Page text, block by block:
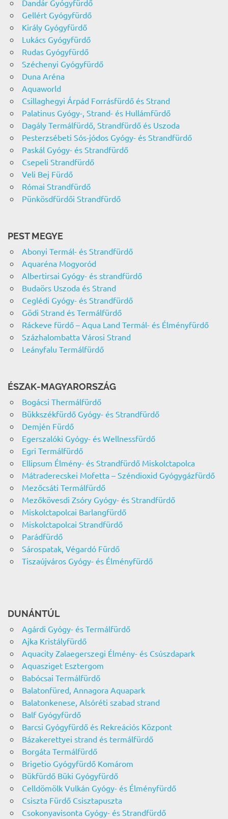
Dandár Gyógyfürdő
Gellért Gyógyfürdő
Király Gyógyfürdő
Lukács Gyógyfürdő
Rudas Gyógyfürdő
Széchenyi Gyógyfürdő
Duna Aréna
Aquaworld
Csillaghegyi Árpád Forrásfürdő és Strand
Palatinus Gyógy-, Strand- és Hullámfürdő
Dagály Termálfürdő, Strandfürdő és Uszoda
Pesterzsébeti Sós-jódos Gyógy- és Strandfürdő
Paskál Gyógy- és Strandfürdő
Csepeli Strandfürdő
Veli Bej Fürdő
Római Strandfürdő
Pünkösdfürdői Strandfürdő
PEST MEGYE
Abonyi Termál- és Strandfürdő
Aquaréna Mogyoród
Albertirsai Gyógy- és strandfürdő
Budaörs Uszoda és Strand
Ceglédi Gyógy- és Strandfürdő
Gödi Strand és Termálfürdő
Ráckeve fürdő – Aqua Land Termál- és Élményfürdő
Százhalombatta Városi Strand
Leányfalu Termálfürdő
ÉSZAK-MAGYARORSZÁG
Bogácsi Thermálfürdő
Bükkszékfürdő Gyógy- és Strandfürdő
Demjén Fürdő
Egerszalóki Gyógy- és Wellnessfürdő
Egri Termálfürdő
Ellipsum Élmény- és Strandfürdő Miskolctapolca
Mátraderecskei Mofetta – Széndioxid Gyógygázfürdő
Mezőcsáti Termálfürdő
Mezőkövesdi Zsóry Gyógy- és Strandfürdő
Miskolctapolcai Barlangfürdő
Miskolctapolcai Strandfürdő
Parádfürdő
Sárospatak, Végardó Fürdő
Tiszaújváros Gyógy- és Élményfürdő
DUNÁNTÚL
Agárdi Gyógy- és Termálfürdő
Ajka Kristályfürdő
Aquacity Zalaegerszegi Élmény- és Csúszdapark
Aquasziget Esztergom
Babócsai Termálfürdő
Balatonfüred, Annagora Aquapark
Balatonkenese, Alsóréti szabad strand
Balf Gyógyfürdő
Barcsi Gyógyfürdő és Rekreációs Központ
Bázakerettyei strand és termálfürdő
Borgáta Termálfürdő
Brigetio Gyógyfürdő Komárom
Bükfürdő Büki Gyógyfürdő
Celldömölk Vulkán Gyógy- és Élményfürdő
Csiszta Fürdő Csisztapuszta
Csokonyavisonta Gyógy- és Strandfürdő